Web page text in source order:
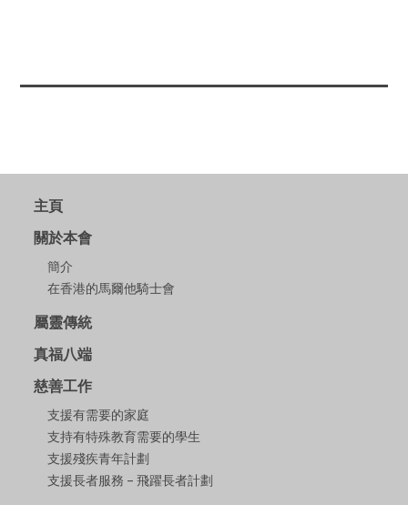
主頁
關於本會
簡介
在香港的馬爾他騎士會
屬靈傳統
真福八端
慈善工作
支援有需要的家庭
支持有特殊教育需要的學生
支援殘疾青年計劃
支援長者服務 – 飛躍長者計劃